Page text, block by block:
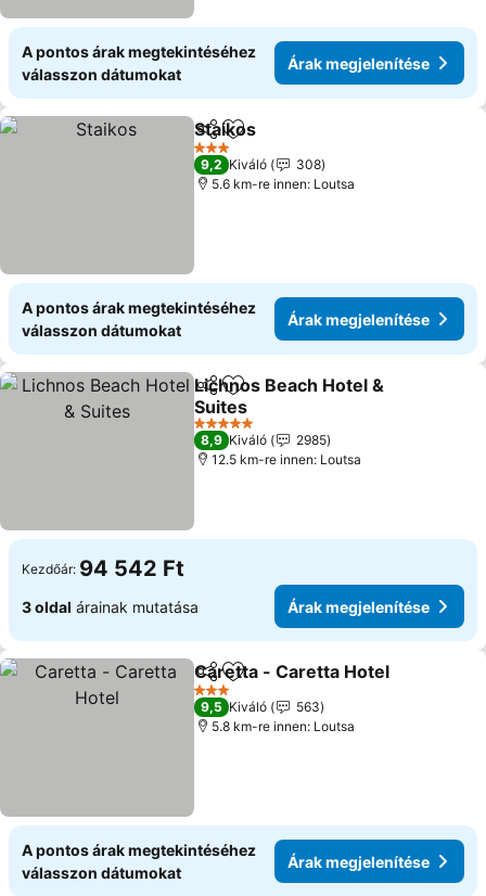
A pontos árak megtekintéséhez
válasszon dátumokat
Árak megjelenítése
MegosztásHozzáadás a kedvencekhez
Staikos
3 Kategória
9,2 Kiváló
308
5.6 km-re innen: Loutsa
A pontos árak megtekintéséhez
válasszon dátumokat
Árak megjelenítése
Megosztás
Hozzáadás a kedvencekhez
Lichnos Beach Hotel &
Suites
Árak megjelenítése
5 Kategória
8,9 Kiváló
2985
12.5 km-re innen: Loutsa
Kezdőár: 94 542 Ft
3 oldal árainak mutatása Árak megjelenítése
MegosztásHozzáadás a kedvencekhez
Caretta - Caretta Hotel
3 Kategória
9,5 Kiváló
563
5.8 km-re innen: Loutsa
A pontos árak megtekintéséhez
válasszon dátumokat
Árak megjelenítése